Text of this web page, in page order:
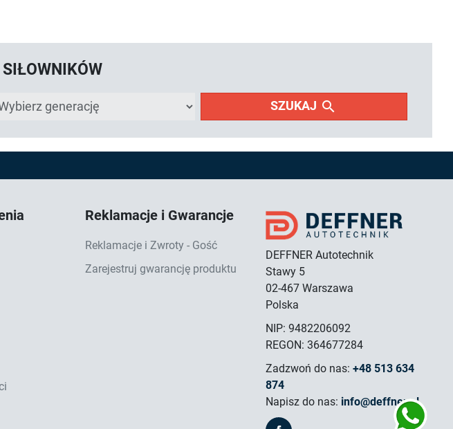
SZUKAJ search
Reklamacje i Gwarancje
Reklamacje i Zwroty - Gość
Zarejestruj gwarancję produktu
DEFFNER Autotechnik
Stawy 5
02-467 Warszawa
Polska
NIP: 9482206092
REGON: 364677284
Zadzwoń do nas:+48 513 634
874
Napisz do nas: info@deffner.pl